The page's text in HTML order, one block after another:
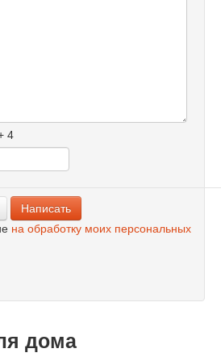
4
на обработку моих персональных
дома